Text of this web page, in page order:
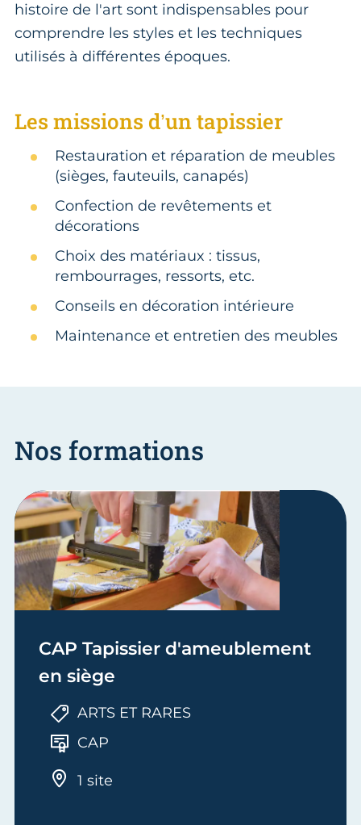
histoire de l'art sont indispensables pour
comprendre les styles et les techniques
utilisés à différentes époques.
Les missions d’un tapissier
Restauration et réparation de meubles
(sièges, fauteuils, canapés)
Confection de revêtements et
décorations
Choix des matériaux : tissus,
rembourrages, ressorts, etc.
Conseils en décoration intérieure
Maintenance et entretien des meubles
Nos formations
CAP Tapissier d'ameublement
en siège
ARTS ET RARES
CAP
1 site